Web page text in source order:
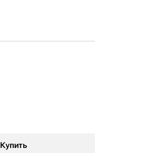
Купить